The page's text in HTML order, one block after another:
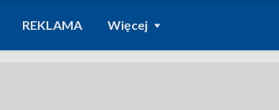
REKLAMA Więcej